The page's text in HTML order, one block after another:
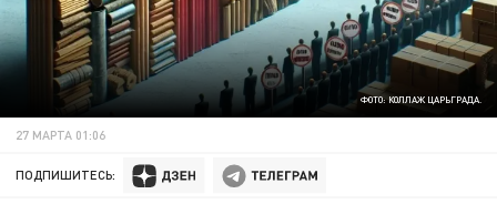
ФОТО: КОЛЛАЖ ЦАРЬГРАДА.
27 МАРТА 01:06
ПОДПИШИТЕСЬ: